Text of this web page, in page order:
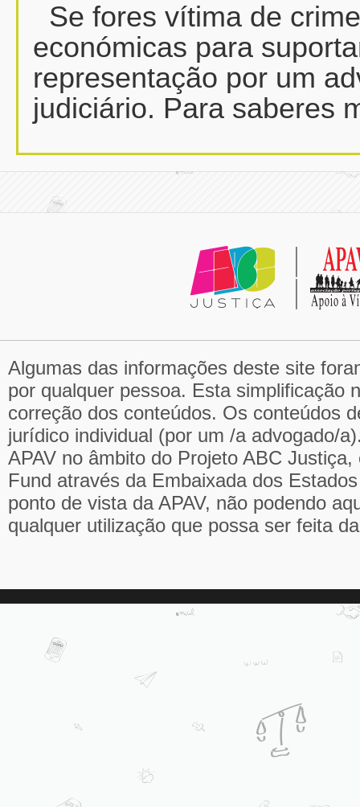
Se fores vítima de
económicas para
representação por um
judiciário. Para saberes
Algumas das informações deste site
por qualquer pessoa. Esta simplificação
correção dos conteúdos. Os conteúdos
jurídico individual (por um /a advogado/
APAV no âmbito do Projeto ABC
Fund através da Embaixada dos
ponto de vista da APAV, não podendo
qualquer utilização que possa ser feita